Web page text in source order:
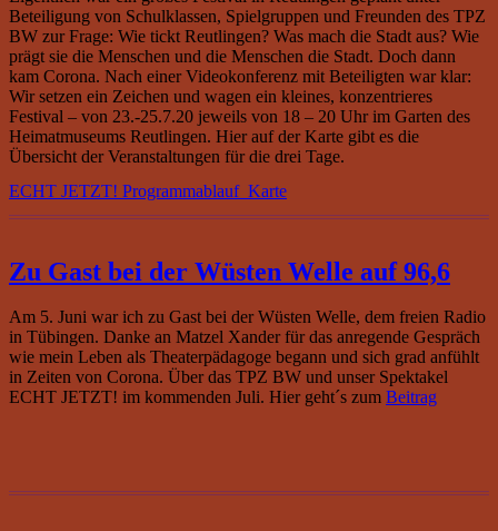
Beteiligung von Schulklassen, Spielgruppen und Freunden des TPZ
BW zur Frage: Wie tickt Reutlingen? Was mach die Stadt aus? Wie
prägt sie die Menschen und die Menschen die Stadt. Doch dann
kam Corona. Nach einer Videokonferenz mit Beteiligten war klar:
Wir setzen ein Zeichen und wagen ein kleines, konzentrieres
Festival – von 23.-25.7.20 jeweils von 18 – 20 Uhr im Garten des
Heimatmuseums Reutlingen. Hier auf der Karte gibt es die
Übersicht der Veranstaltungen für die drei Tage.
ECHT JETZT! Programmablauf_Karte
Zu Gast bei der Wüsten Welle auf 96,6
Am 5. Juni war ich zu Gast bei der Wüsten Welle, dem freien Radio
in Tübingen. Danke an Matzel Xander für das anregende Gespräch
wie mein Leben als Theaterpädagoge begann und sich grad anfühlt
in Zeiten von Corona. Über das TPZ BW und unser Spektakel
ECHT JETZT! im kommenden Juli. Hier geht´s zum Beitrag